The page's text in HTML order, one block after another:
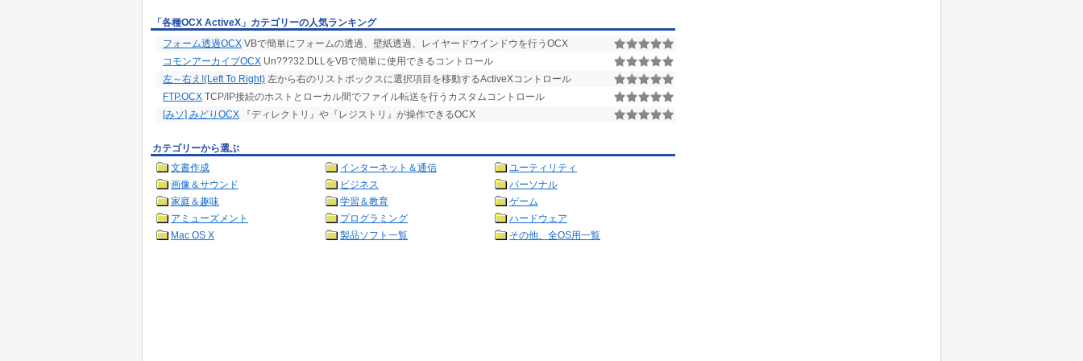
「各種OCX ActiveX」カテゴリーの人気ランキング
フォーム透過OCX VBで簡単にフォームの透過、壁紙透過、レイヤードウインドウを行うOCX
コモンアーカイブOCX Un???32.DLLをVBで簡単に使用できるコントロール
左～右え!(Left To Right) 左から右のリストボックスに選択項目を移動するActiveXコントロール
FTP.OCX TCP/IP接続のホストとローカル間でファイル転送を行うカスタムコントロール
[みソ] みどりOCX 『ディレクトリ』や『レジストリ』が操作できるOCX
カテゴリーから選ぶ
文書作成
インターネット＆通信
ユーティリティ
画像＆サウンド
ビジネス
パーソナル
家庭＆趣味
学習＆教育
ゲーム
アミューズメント
プログラミング
ハードウェア
Mac OS X
製品ソフト一覧 その他、全OS用一覧